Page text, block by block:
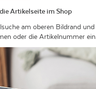
Artikelseite im Shop
am oberen Bildrand und
oder die Artikelnummer ein.